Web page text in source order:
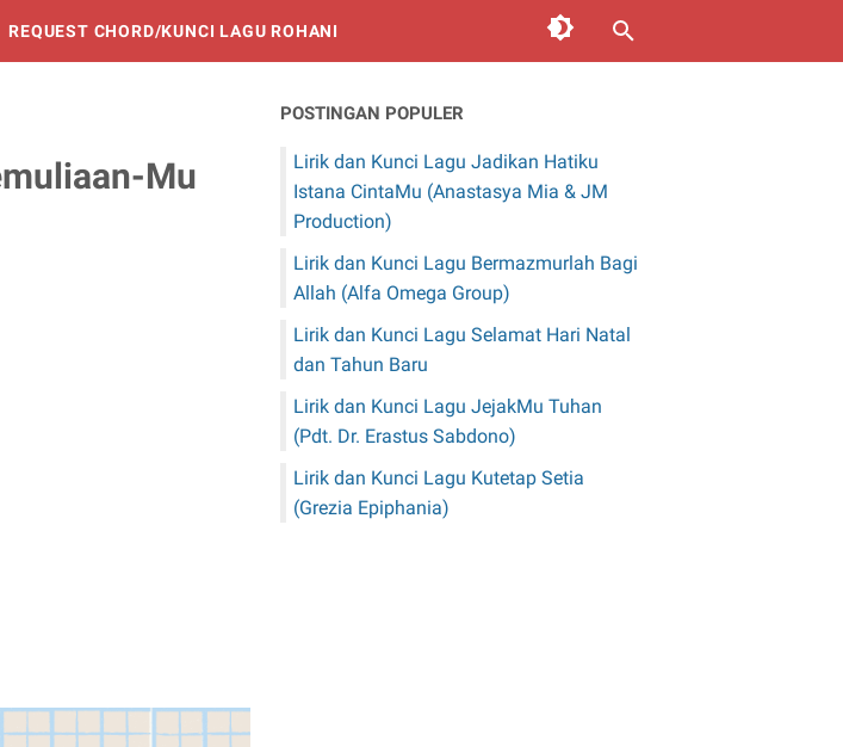
REQUEST CHORD/KUNCI LAGU ROHANI
Mu
POSTINGAN POPULER
Lirik dan Kunci Lagu Jadikan Hatiku
Istana CintaMu (Anastasya Mia & JM
Production)
Lirik dan Kunci Lagu Bermazmurlah Bagi
Allah (Alfa Omega Group)
Lirik dan Kunci Lagu Selamat Hari Natal
dan Tahun Baru
Lirik dan Kunci Lagu JejakMu Tuhan
(Pdt. Dr. Erastus Sabdono)
Lirik dan Kunci Lagu Kutetap Setia
(Grezia Epiphania)